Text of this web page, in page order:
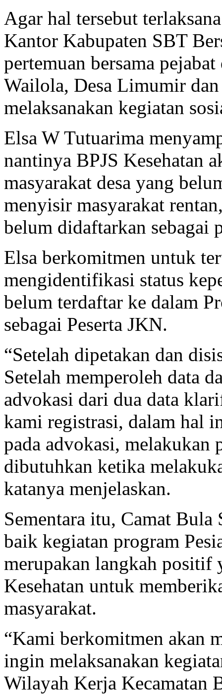
Agar hal tersebut
Kantor Kabupaten SBT
pertemuan bersama
Wailola, Desa Limumir
melaksanakan kegiatan
Elsa W Tutuarima
nantinya BPJS Kesehatan
masyarakat desa yang
menyisir masyarakat
belum didaftarkan sebagai
Elsa berkomitmen untuk
mengidentifikasi status
belum terdaftar ke dalam
sebagai Peserta JKN.
“Setelah dipetakan dan
Setelah memperoleh data
advokasi dari dua data
kami registrasi, dalam hal
pada advokasi, melakukan
dibutuhkan ketika
katanya menjelaskan.
Sementara itu, Camat
baik kegiatan program
merupakan langkah positif
Kesehatan untuk
masyarakat.
“Kami berkomitmen akan
ingin melaksanakan
Wilayah Kerja Kecamatan